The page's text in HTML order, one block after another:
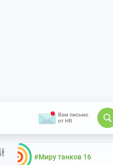
#Миру танков 16